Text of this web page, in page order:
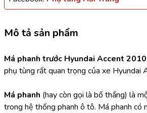
Mô tả sản phẩm
Má phanh trước Hyundai Accent
phụ tùng rất quan trọng của xe Hyundai
Má phanh (hay còn gọi là bố thắng) là
trong hệ thống phanh ô tô. Má phanh có